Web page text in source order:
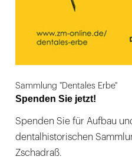
Sammlung "Dentales Erbe"
Spenden Sie jetzt!
Spenden Sie für Aufbau
dentalhistorischen
Zschadraß.